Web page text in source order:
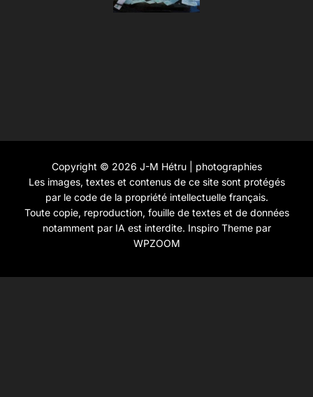
Copyright © 2026 J-M Hétru | photographies
Les images, textes et contenus de ce site sont protégés
par le code de la propriété intellectuelle français.
Toute copie, reproduction, fouille de textes et de données
notamment par IA est interdite. Inspiro Themepar
WPZOOM